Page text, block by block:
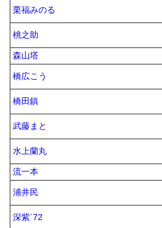
栗福みのる
桃之助
森山塔
橋広こう
橋田鎮
武藤まと
水上蘭丸
流一本
浦井民
深紫`72